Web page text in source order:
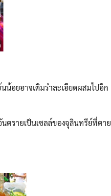
อยอาจเติมรำละเอียดผสมไปอีก
ตรายเป็นเซลล์ของจุลินทรีย์ที่ตาย